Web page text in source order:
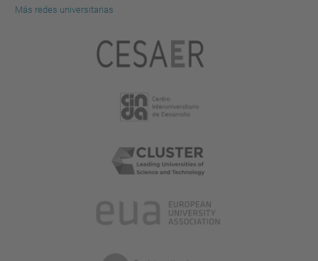
Más redes universitarias